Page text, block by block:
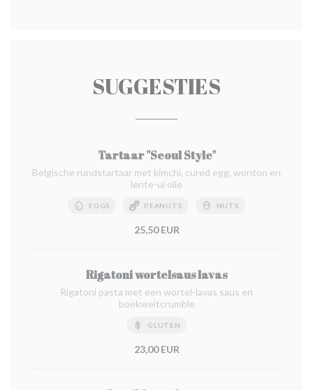
SUGGESTIES
Tartaar "Seoul Style"
Belgische rundstartaar met kimchi, cured egg, wonton en
lente-ui olie
EGGS PEANUTS NUTS
25,50 EUR
Rigatoni wortelsaus lavas
Rigatoni pasta met een wortel-lavas saus en
boekweitcrumble
GLUTEN
23,00 EUR